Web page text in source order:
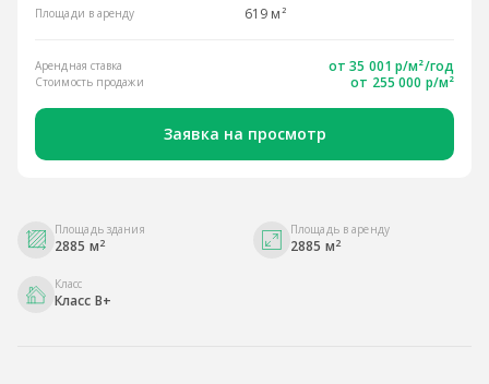
Площади в аренду 619 м²
Арендная ставка от35 001 р/м²/год
Стоимость продажи от 255 000 р/м²
Заявка на просмотр
Площадь здания
2885 м2
Площадь в аренду
2885 м2
Класс
Класс B+